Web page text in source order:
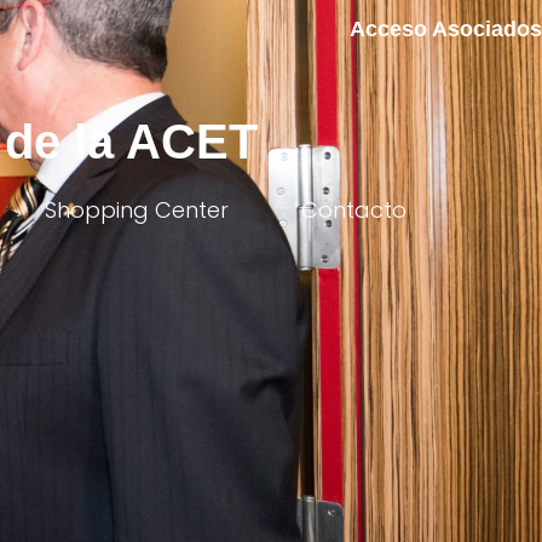
Acceso Asociados
Shopping Center Contacto
la ACET